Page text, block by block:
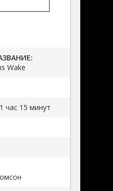
Wake
1 час 15 минут